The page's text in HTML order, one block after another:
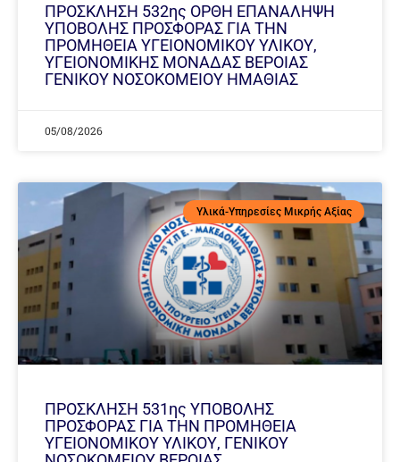
ΠΡΟΣΚΛΗΣΗ 532ης ΟΡΘΗ ΕΠΑΝΑΛΗΨΗ
ΥΠΟΒΟΛΗΣ ΠΡΟΣΦΟΡΑΣ ΓΙΑ ΤΗΝ
ΠΡΟΜΗΘΕΙΑ ΥΓΕΙΟΝΟΜΙΚΟΥ ΥΛΙΚΟΥ,
ΥΓΕΙΟΝΟΜΙΚΗΣ ΜΟΝΑΔΑΣ ΒΕΡΟΙΑΣ
ΓΕΝΙΚΟΥ ΝΟΣΟΚΟΜΕΙΟΥ ΗΜΑΘΙΑΣ
05/08/2026
Υλικά-Υπηρεσίες Μικρής Αξίας
ΠΡΟΣΚΛΗΣΗ 531ης ΥΠΟΒΟΛΗΣ
ΠΡΟΣΦΟΡΑΣ ΓΙΑ ΤΗΝ ΠΡΟΜΗΘΕΙΑ
ΥΓΕΙΟΝΟΜΙΚΟΥ ΥΛΙΚΟΥ, ΓΕΝΙΚΟΥ